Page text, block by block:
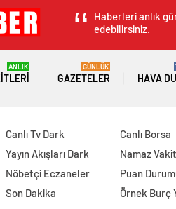
Haberleri anlık
edebilirsiniz.
ANLIK
GAZETELER
GÜNLÜK
HAVA
Canlı Tv Dark
Yayın Akışları Dark
Nöbetçi Eczaneler
Son Dakika
Canlı Borsa
Namaz
Puan
Örnek Burç